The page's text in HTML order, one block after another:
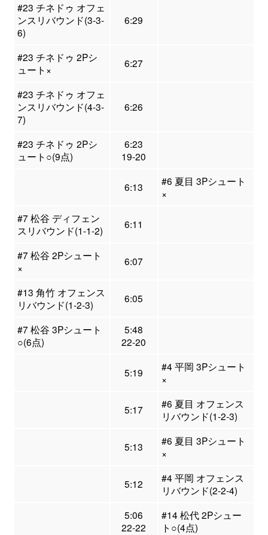
#23 チネドゥ オフェ
ンスリバウンド(3-3-
6)
6:29
#23 チネドゥ 2Pシ
ュート×
6:27
#23 チネドゥ オフェ
ンスリバウンド(4-3-
7)
6:26
#23 チネドゥ 2Pシ
ュート○(9点)
6:23
19-20
6:13
#6 夏目 3Pシュート
×
#7 松谷 ディフェン
スリバウンド(1-1-2)
6:11
#7 松谷 2Pシュート
×
6:07
#13 角竹 オフェンス
リバウンド(1-2-3)
6:05
#7 松谷 3Pシュート
○(6点)
5:48
22-20
5:19
#4 平岡 3Pシュート
×
5:17
#6 夏目 オフェンス
リバウンド(1-2-3)
5:13
#6 夏目 3Pシュート
×
5:12
#4 平岡 オフェンス
リバウンド(2-2-4)
5:06
22-22
#14 松代 2Pシュー
ト○(4点)